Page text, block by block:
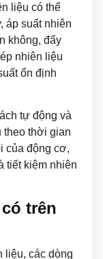
liệu có thể
áp suất nhiên
không, đẩy
nhiên liệu
ổn định
tự động và
theo thời gian
của động cơ,
tiết kiệm nhiên
trên
liệu, các dòng